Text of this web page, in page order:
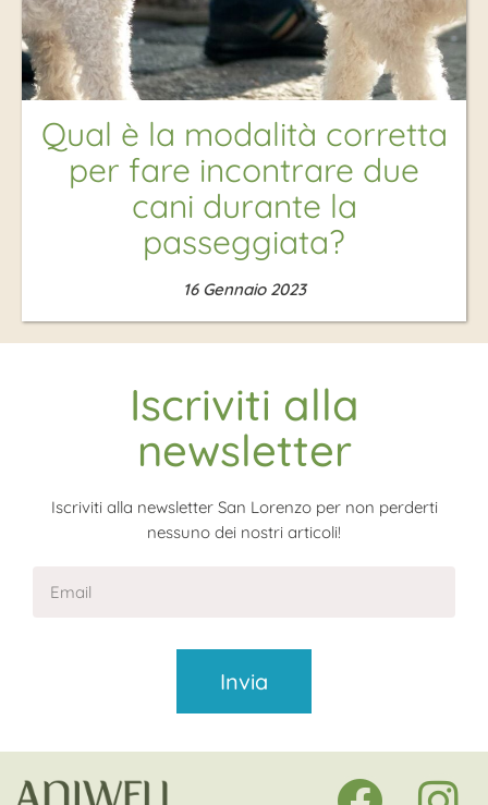
Qual è la modalità corretta
per fare incontrare due
cani durante la
passeggiata?
16 Gennaio 2023
Iscriviti alla
newsletter
Iscriviti alla newsletter San Lorenzo per non perderti
nessuno dei nostri articoli!
Invia